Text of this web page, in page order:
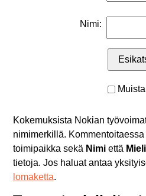
Nimi:
Kokemuksista Nokian
nimimerkillä.
toimipaikka sekä Nimiettä
tietoja. Jos haluat antaa
lomaketta.